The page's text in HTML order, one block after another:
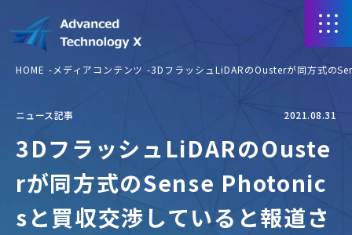
HOME メディアコンテンツ 3DフラッシュLiDARのOusterが同方式の
ニュース記事 2021.08.31
3DフラッシュLiDARのOuste
rが同方式のSense Photonic
sと買収交渉していると報道さ